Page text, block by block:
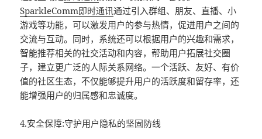
SparkleComm即时通讯通过引入群组、朋友、直播、小
游戏等功能，可以激发用户的参与热情，促进用户之间的
交流与互动。同时，系统还可以根据用户的兴趣和需求，
智能推荐相关的社交活动和内容，帮助用户拓展社交圈
子，建立更广泛的人际关系网络。一个活跃、友好、有价
值的社区生态，不仅能够提升用户的活跃度和留存率，还
能增强用户的归属感和忠诚度。
4.安全保障:守护用户隐私的坚固防线